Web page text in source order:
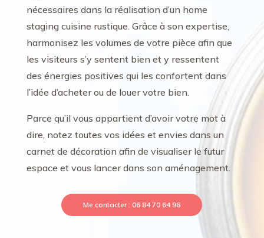
nécessaires dans la réalisation d’un home
staging cuisine rustique. Grâce à son expertise,
harmonisez les volumes de votre pièce afin que
les visiteurs s’y sentent bien et y ressentent
des énergies positives qui les confortent dans
l’idée d’acheter ou de louer votre bien.
Parce qu’il vous appartient d’avoir votre mot à
dire, notez toutes vos idées et envies dans un
carnet de décoration afin de visualiser le futur
espace et vous lancer dans son aménagement.
Me contacter : 06 84 70 64 96